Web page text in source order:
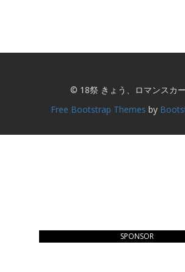
© 18祭 きょう、ロマンスカー
Free Bootstrap Themes by
SPONSOR